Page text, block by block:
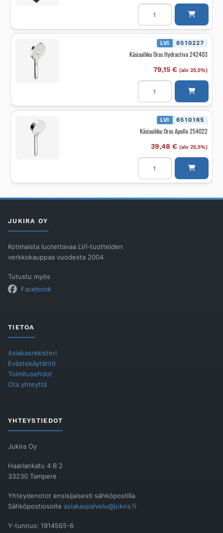
Suihkutangon
Oras
259890
määrä LVI 6510227
Käsisuihku Oras Hydractiva 242403
79,15 € (alv 25,5%)
Käsisuihku
242403
määrä
LVI 6510165
Käsisuihku Oras Apollo 254022
39,48 € (alv 25,5%)
Käsisuihku
254022
JUKIRA OY
Kotimaista luotettavaa LVI-tuotteiden
verkkokauppaa vuodesta 2004
Tutustu myös
Facebook
TIETOA
Asiakasrekisteri
Evästekäytäntö
Toimitusehdot
Ota yhteyttä
YHTEYSTIEDOT
Jukira Oy
Haarlankatu 4 B 2
33230 Tampere
Yhteydenotot ensisijaisesti sähköpostilla.
Sähköpostiosoite asiakaspalvelu@jukira.fi
Y-tunnus: 1914565-6